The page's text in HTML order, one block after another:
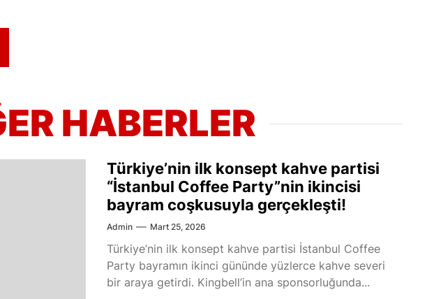
HABERLER
Türkiye’nin ilk konsept kahve partisi
“İstanbul Coffee Party”nin ikincisi
bayram coşkusuyla gerçekleşti!
Admin Mart 25, 2026
Türkiye’nin ilk konsept kahve partisi İstanbul Coffee
Party bayramın ikinci gününde yüzlerce kahve severi
bir araya getirdi. Kingbell’in ana sponsorluğunda...